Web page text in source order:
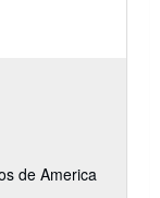
de America